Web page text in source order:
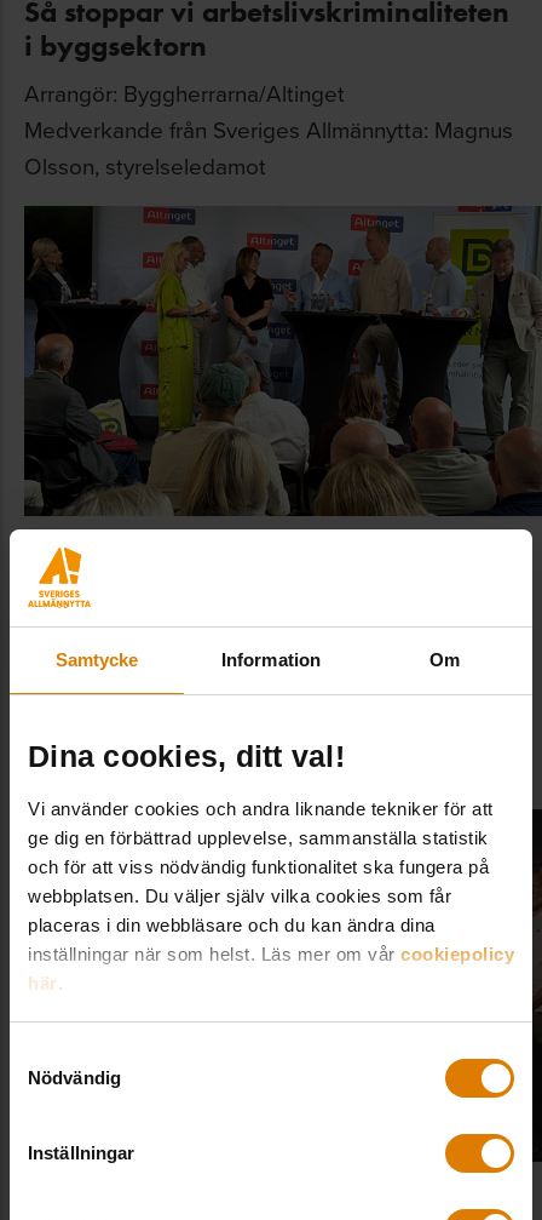
Samtycke Information Om
Dina cookies, ditt val!
Vi använder cookies och andra liknande tekniker för att
ge dig en förbättrad upplevelse, sammanställa statistik
och för att viss nödvändig funktionalitet ska fungera på
webbplatsen. Du väljer själv vilka cookies som får
placeras i din webbläsare och du kan ändra dina
inställningar när som helst. Läs mer om vår cookiepolicy
här.
Nödvändig
Inställningar
Så stoppar vi arbetslivskriminaliteten
i byggsektorn
Arrangör: Byggherrarna/Altinget
Medverkande från Sveriges Allmännytta: Magnus
Olsson, styrelseledamot
Se inspelningen på
Från cykelrum till skyddsrum på 100
dagar
Arrangör: Ahlsell/Svensk Handel
Lind, förvaltningsexpert